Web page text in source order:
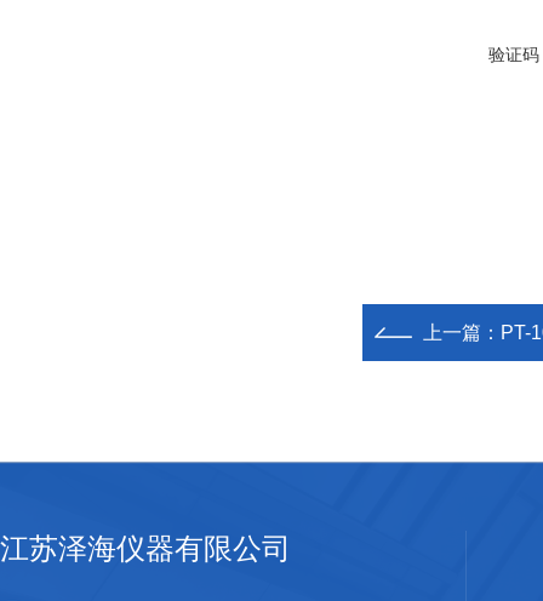
验证码
上一篇： PT-
江苏泽海仪器有限公司